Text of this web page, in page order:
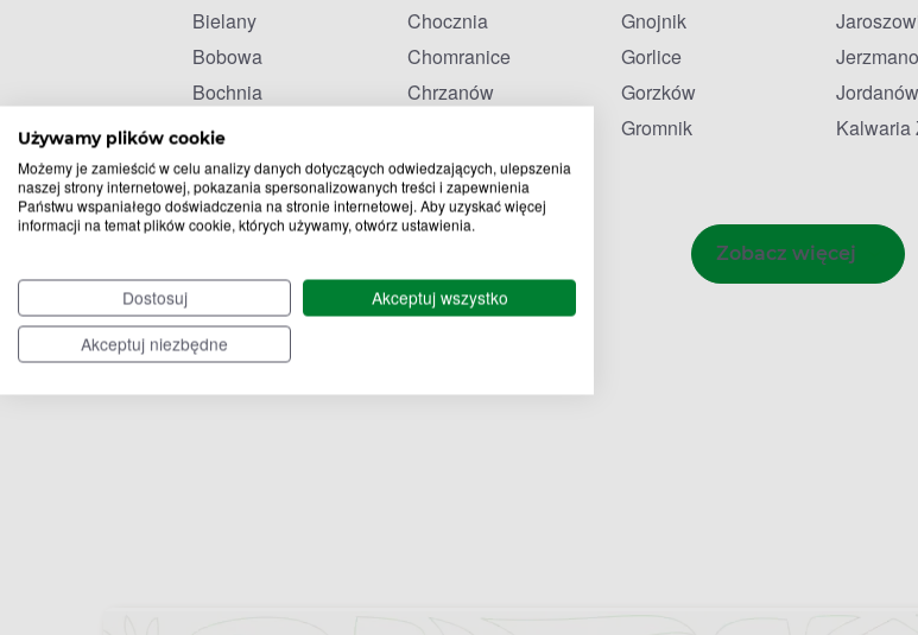
Używamy plików cookie
Możemy je zamieścić w celu analizy danych dotyczących odwiedzających, ulepszenia
naszej strony internetowej, pokazania spersonalizowanych treści i zapewnienia
Państwu wspaniałego doświadczenia na stronie internetowej. Aby uzyskać więcej
informacji na temat plików cookie, których używamy, otwórz ustawienia.
Dostosuj
Akceptuj wszystko
Akceptuj niezbędne
Bielany
Bobowa
Bochnia
Bogucice
Chocznia
Chomranice
Chrzanów
Gnojnik
Gorlice
Gorzków
Gromnik
Jordanów
Kalwaria
Zobacz więcej